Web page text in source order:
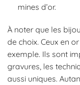
mines d’or.
À noter que les
de choix. Ceux en
exemple. Ils sont
gravures, les
aussi uniques.